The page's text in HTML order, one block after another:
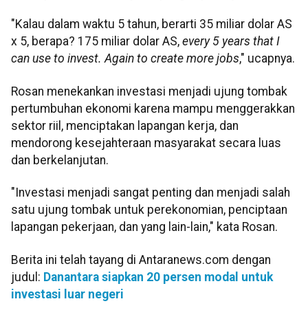
"Kalau dalam waktu 5 tahun, berarti 35 miliar dolar AS
x 5, berapa? 175 miliar dolar AS, every 5 years that I
can use to invest. Again to create more jobs," ucapnya.
Rosan menekankan investasi menjadi ujung tombak
pertumbuhan ekonomi karena mampu menggerakkan
sektor riil, menciptakan lapangan kerja, dan
mendorong kesejahteraan masyarakat secara luas
dan berkelanjutan.
"Investasi menjadi sangat penting dan menjadi salah
satu ujung tombak untuk perekonomian, penciptaan
lapangan pekerjaan, dan yang lain-lain," kata Rosan.
Berita ini telah tayang di Antaranews.com dengan
judul: Danantara siapkan 20 persen modal untuk
investasi luar negeri